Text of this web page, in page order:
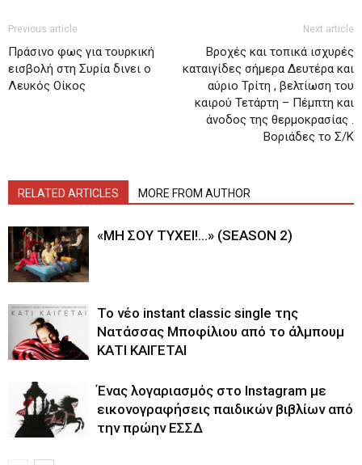
Previous article
Πράσινο φως για τουρκική
εισβολή στη Συρία δινει ο
Λευκός Οίκος
Next article
Βροχές και τοπικά ισχυρές
καταιγίδες σήμερα Δευτέρα και
αύριο Τρίτη , βελτίωση του
καιρού Τετάρτη – Πέμπτη και
άνοδος της θερμοκρασίας .
Βοριάδες το Σ/Κ
RELATED ARTICLES MORE FROM AUTHOR
«ΜΗ ΣΟΥ ΤΥΧΕΙ!…» (SEASON 2)
Το νέο instant classic single της
Νατάσσας Μποφίλιου από το άλμπουμ
ΚΑΤΙ ΚΑΙΓΕΤΑΙ
Ένας λογαριασμός στο Instagram με
εικονογραφήσεις παιδικών βιβλίων από
την πρώην ΕΣΣΔ